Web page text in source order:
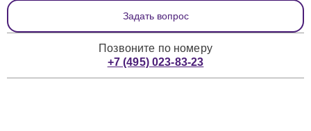
Задать вопрос
Позвоните по номеру
+7 (495) 023-83-23